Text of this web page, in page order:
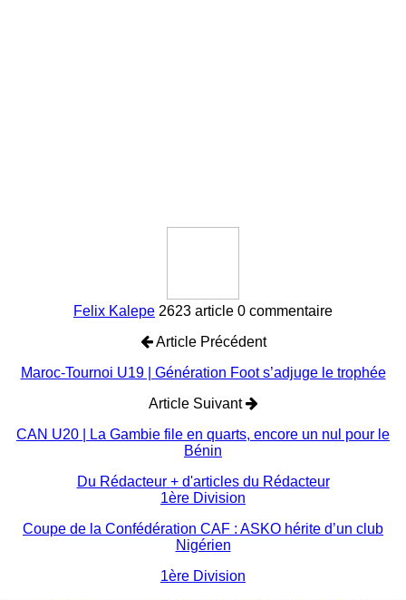
Felix Kalepe 2623 article 0 commentaire
Article Précédent
Maroc-Tournoi U19 | Génération Foot s’adjuge le trophée
Article Suivant
CAN U20 | La Gambie file en quarts, encore un nul pour le
Bénin
Du Rédacteur + d'articles du Rédacteur
1ère Division
Coupe de la Confédération CAF : ASKO hérite d’un club
Nigérien
1ère Division